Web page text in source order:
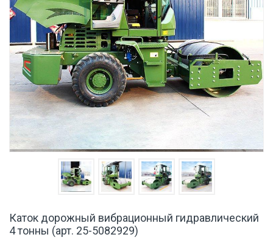
Каток дорожный вибрационный гидравлический
4 тонны (арт. 25-5082929)